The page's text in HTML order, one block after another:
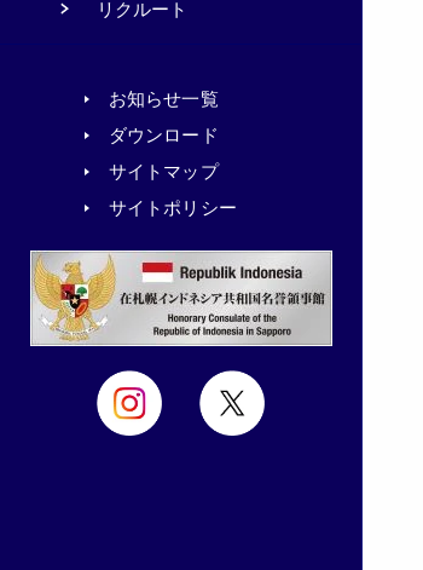
リクルート
お知らせ一覧
ダウンロード
サイトマップ
サイトポリシー